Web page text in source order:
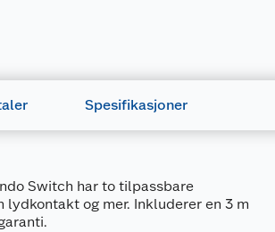
Spesifikasjoner
Switch har to tilpassbare
lydkontakt og mer. Inkluderer en 3 m